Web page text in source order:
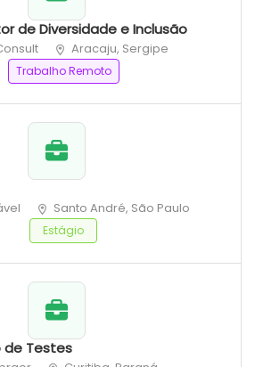
de Diversidade e Inclusão
Aracaju, Sergipe
Trabalho Remoto
Santo André, São Paulo
Estágio
de Testes